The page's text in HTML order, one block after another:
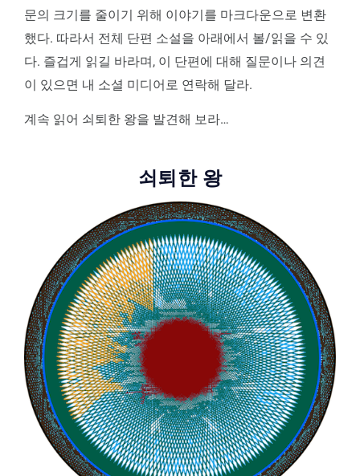
문의 크기를 줄이기 위해 이야기를 마크다운으로 변환
했다. 따라서 전체 단편 소설을 아래에서 볼/읽을 수 있
다. 즐겁게 읽길 바라며, 이 단편에 대해 질문이나 의견
이 있으면 내 소셜 미디어로 연락해 달라.
계속 읽어 쇠퇴한 왕을 발견해 보라…
쇠퇴한 왕